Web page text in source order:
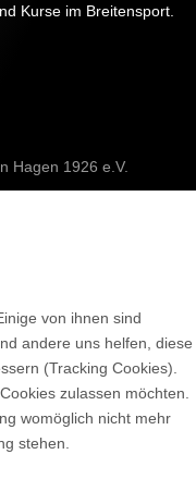
Kurse im Breitensport.
Hagen 1926 e.V.
von ihnen sind
andere uns helfen, diese
(Tracking Cookies).
zulassen möchten.
womöglich nicht mehr
stehen.